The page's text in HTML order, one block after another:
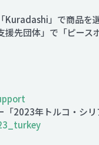
Kuradashi」で商品を
先団体」で「ピース
2023年トルコ・シリ